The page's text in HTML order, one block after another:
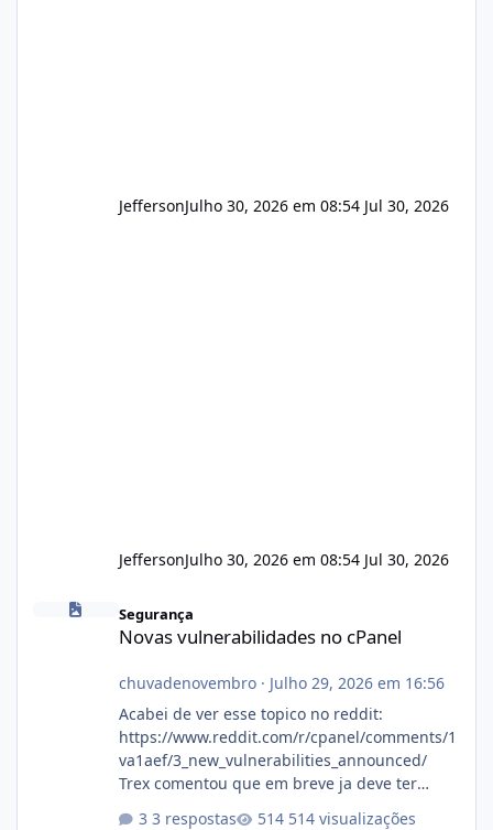
JeffersonJulho 30, 2026 em 08:54 Jul 30, 2026
JeffersonJulho 30, 2026 em 08:54 Jul 30, 2026
Novas vulnerabilidades no cPanel
Segurança
Novas vulnerabilidades no cPanel
chuvadenovembro· Julho 29, 2026 em 16:56
Acabei de ver esse topico no reddit:
https://www.reddit.com/r/cpanel/comments/1
va1aef/3_new_vulnerabilities_announced/
Trex comentou que em breve ja deve ter
3 respostas 514 visualizações